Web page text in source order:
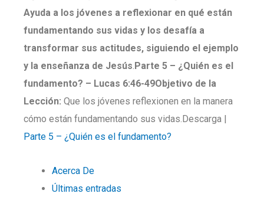
Ayuda a los jóvenes a reflexionar en qué están
fundamentando sus vidas y los desafía a
transformar sus actitudes, siguiendo el ejemplo
y la enseñanza de Jesús.Parte 5 – ¿Quién es el
fundamento? – Lucas 6:46-49Objetivo de la
Lección: Que los jóvenes reflexionen en la manera
cómo están fundamentando sus vidas.Descarga |
Parte 5 – ¿Quién es el fundamento?
Acerca De
Últimas entradas